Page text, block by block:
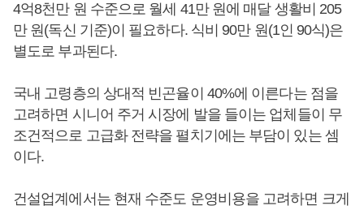
4억8천만 원 수준으로 월세 41만 원에 매달 생활비 205
만 원(독신 기준)이 필요하다. 식비 90만 원(1인 90식)은
별도로 부과된다.
국내 고령층의 상대적 빈곤율이 40%에 이른다는 점을
고려하면 시니어 주거 시장에 발을 들이는 업체들이 무
조건적으로 고급화 전략을 펼치기에는 부담이 있는 셈
이다.
건설업계에서는 현재 수준도 운영비용을 고려하면 크게